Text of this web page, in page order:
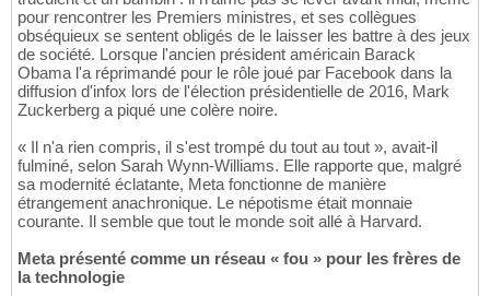
pour rencontrer les Premiers ministres, et ses collègues
obséquieux se sentent obligés de le laisser les battre à des jeux
de société. Lorsque l'ancien président américain Barack
Obama l'a réprimandé pour le rôle joué par Facebook dans la
diffusion d'infox lors de l'élection présidentielle de 2016, Mark
Zuckerberg a piqué une colère noire.
« Il n'a rien compris, il s'est trompé du tout au tout », avait-il
fulminé, selon Sarah Wynn-Williams. Elle rapporte que, malgré
sa modernité éclatante, Meta fonctionne de manière
étrangement anachronique. Le népotisme était monnaie
courante. Il semble que tout le monde soit allé à Harvard.
Meta présenté comme un réseau « fou » pour les frères de
la technologie